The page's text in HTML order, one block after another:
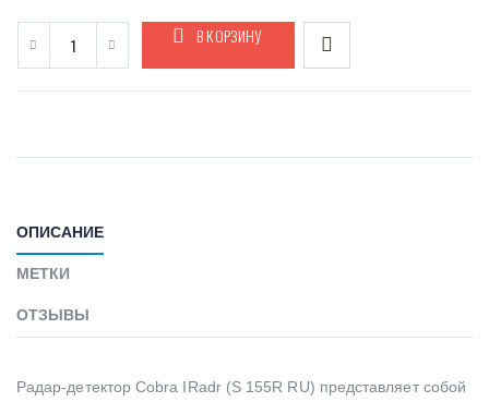
В КОРЗИНУ
ОПИСАНИЕ
МЕТКИ
ОТЗЫВЫ
Радар-детектор Cobra IRadr (S 155R RU) представляет собой